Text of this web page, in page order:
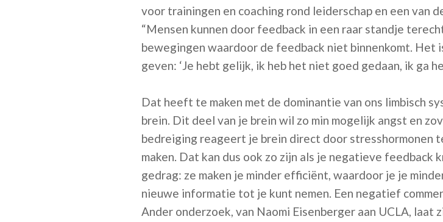
voor trainingen en coaching rond leiderschap en een van
“Mensen kunnen door feedback in een raar standje
bewegingen waardoor de feedback niet binnenkomt. Het
geven: ‘Je hebt gelijk, ik heb het niet goed gedaan, ik ga
Dat heeft te maken met de dominantie van ons limbisch
brein. Dit deel van je brein wil zo min mogelijk angst en
bedreiging reageert je brein direct door stresshormonen
maken. Dat kan dus ook zo zijn als je negatieve feedback
gedrag: ze maken je minder efficiënt, waardoor je je
nieuwe informatie tot je kunt nemen. Een negatief
Ander onderzoek, van Naomi Eisenberger aan UCLA,